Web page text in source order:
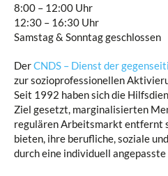
8:00 – 12:00 Uhr
12:30 – 16:30 Uhr
Samstag & Sonntag geschlossen
DerCNDS – Dienst der
zur sozioprofessionellen
Seit 1992 haben sich die
Ziel gesetzt, marginalisierten
regulären Arbeitsmarkt entfernt
bieten, ihre berufliche, soziale
durch eine individuell